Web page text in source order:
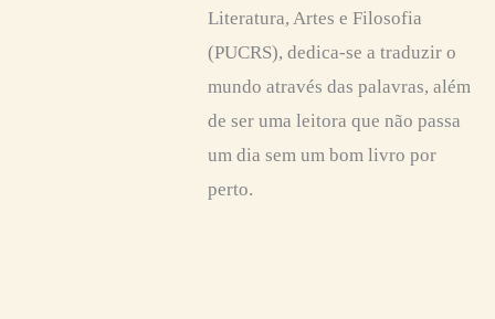
Literatura, Artes e Filosofia
(PUCRS), dedica-se a traduzir o
mundo através das palavras, além
de ser uma leitora que não passa
um dia sem um bom livro por
perto.